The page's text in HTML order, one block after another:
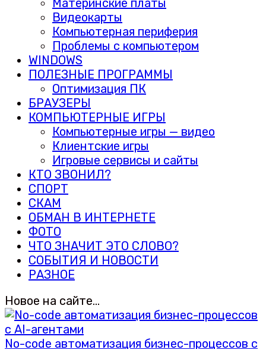
Материнские платы
Видеокарты
Компьютерная периферия
Проблемы с компьютером
WINDOWS
ПОЛЕЗНЫЕ ПРОГРАММЫ
Оптимизация ПК
БРАУЗЕРЫ
КОМПЬЮТЕРНЫЕ ИГРЫ
Компьютерные игры — видео
Клиентские игры
Игровые сервисы и сайты
КТО ЗВОНИЛ?
СПОРТ
СКАМ
ОБМАН В ИНТЕРНЕТЕ
ФОТО
ЧТО ЗНАЧИТ ЭТО СЛОВО?
СОБЫТИЯ И НОВОСТИ
РАЗНОЕ
Новое на сайте…
No-code автоматизация бизнес-процессов с